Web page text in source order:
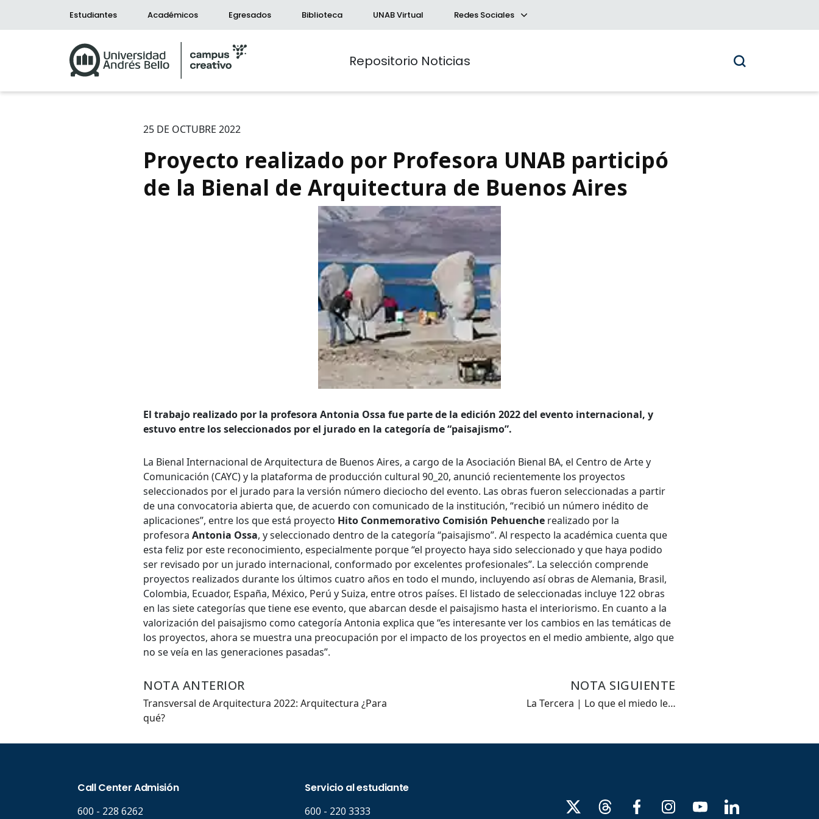
Estudiantes Académicos Egresados Biblioteca UNAB Virtual Redes Sociales
Repositorio Noticias
25 DE OCTUBRE 2022
Proyecto realizado por Profesora UNAB participó
de la Bienal de Arquitectura de Buenos Aires
El trabajo realizado por la profesora Antonia Ossa fue parte de la edición 2022 del evento internacional, y
estuvo entre los seleccionados por el jurado en la categoría de “paisajismo”.
La Bienal Internacional de Arquitectura de Buenos Aires, a cargo de la Asociación Bienal BA, el Centro de Arte y
Comunicación (CAYC) y la plataforma de producción cultural 90_20, anunció recientemente los proyectos
seleccionados por el jurado para la versión número dieciocho del evento. Las obras fueron seleccionadas a partir
de una convocatoria abierta que, de acuerdo con comunicado de la institución, “recibió un número inédito de
aplicaciones”, entre los que está proyecto Hito Conmemorativo Comisión Pehuenche realizado por la
profesoraAntonia Ossa, y seleccionado dentro de la categoría “paisajismo”. Al respecto la académica cuenta que
esta feliz por este reconocimiento, especialmente porque “el proyecto haya sido seleccionado y que haya podido
ser revisado por un jurado internacional, conformado por excelentes profesionales”. La selección comprende
proyectos realizados durante los últimos cuatro años en todo el mundo, incluyendo así obras de Alemania, Brasil,
Colombia, Ecuador, España, México, Perú y Suiza, entre otros países. El listado de seleccionadas incluye 122 obras
en las siete categorías que tiene ese evento, que abarcan desde el paisajismo hasta el interiorismo. En cuanto a la
valorización del paisajismo como categoría Antonia explica que “es interesante ver los cambios en las temáticas de
los proyectos, ahora se muestra una preocupación por el impacto de los proyectos en el medio ambiente, algo que
no se veía en las generaciones pasadas”.
NOTA ANTERIOR
Transversal de Arquitectura 2022: Arquitectura ¿Para
qué?
NOTA SIGUIENTE
La Tercera | Lo que el miedo le…
Carrera
Palabra clave
Desde...
Hasta...